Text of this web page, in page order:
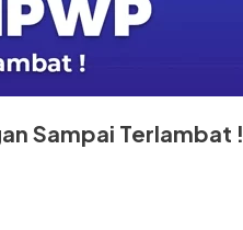
Sampai Terlambat !